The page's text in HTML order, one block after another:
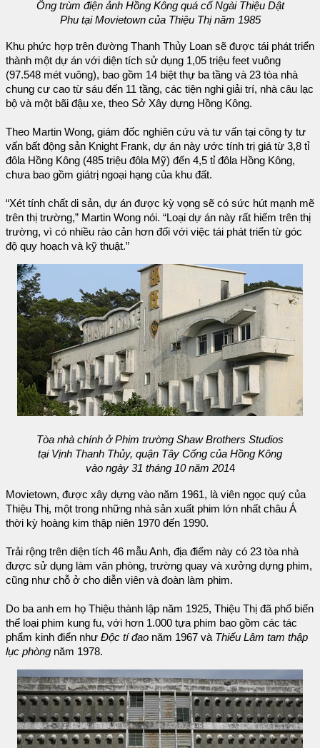
Ông trùm điện ảnh Hồng Kông quá cố Ngài Thiệu Dật
Phu tại Movietown của Thiệu Thị năm 1985
Khu phức hợp trên đường Thanh Thủy Loan sẽ được tái phát triển
thành một dự án với diện tích sử dụng 1,05 triệu feet vuông
(97.548 mét vuông), bao gồm 14 biệt thự ba tầng và 23 tòa nhà
chung cư cao từ sáu đến 11 tầng, các tiện nghi giải trí, nhà câu lạc
bộ và một bãi đậu xe, theo Sở Xây dựng Hồng Kông.
Theo Martin Wong, giám đốc nghiên cứu và tư vấn tại công ty tư
vấn bất động sản Knight Frank, dự án này ước tính trị giá từ 3,8 tỉ
đôla Hồng Kông (485 triệu đôla Mỹ) đến 4,5 tỉ đôla Hồng Kông,
chưa bao gồm giátrị ngoại hạng của khu đất.
“Xét tính chất di sản, dự án được kỳ vọng sẽ có sức hút mạnh mẽ
trên thị trường,” Martin Wong nói. “Loại dự án này rất hiếm trên thị
trường, vì có nhiều rào cản hơn đối với việc tái phát triển từ góc
độ quy hoạch và kỹ thuật.”
Tòa nhà chính ở Phim trường Shaw Brothers Studios
tại Vịnh Thanh Thủy, quận Tây Cống của Hồng Kông
vào ngày 31 tháng 10 năm 2014
Movietown, được xây dựng vào năm 1961, là viên ngọc quý của
Thiệu Thị, một trong những nhà sản xuất phim lớn nhất châu Á
thời kỳ hoàng kim thập niên 1970 đến 1990.
Trải rộng trên diện tích 46 mẫu Anh, địa điểm này có 23 tòa nhà
được sử dụng làm văn phòng, trường quay và xưởng dựng phim,
cũng như chỗ ở cho diễn viên và đoàn làm phim.
Do ba anh em họ Thiệu thành lập năm 1925, Thiệu Thị đã phổ biến
thể loại phim kung fu, với hơn 1.000 tựa phim bao gồm các tác
phẩm kinh điển như Độc tí đao năm 1967 và Thiếu Lâm tam thập
lục phòng năm 1978.